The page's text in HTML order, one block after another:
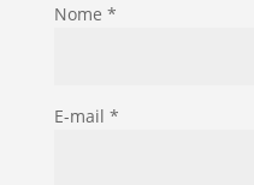
Nome *
E-mail *